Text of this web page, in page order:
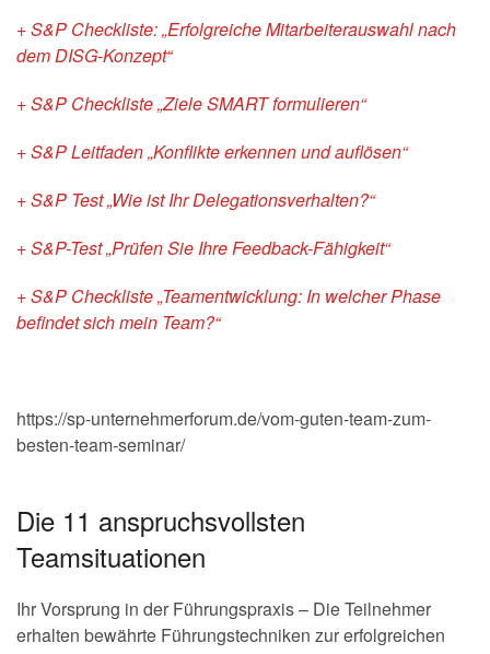
+ S&P Checkliste: „Erfolgreiche Mitarbeiterauswahl nach
dem DISG-Konzept“
+ S&P Checkliste „Ziele SMART formulieren“
+ S&P Leitfaden „Konflikte erkennen und auflösen“
+ S&P Test „Wie ist Ihr Delegationsverhalten?“
+ S&P-Test „Prüfen Sie Ihre Feedback-Fähigkeit“
+ S&P Checkliste „Teamentwicklung: In welcher Phase
befindet sich mein Team?“
https://sp-unternehmerforum.de/vom-guten-team-zum-
besten-team-seminar/
Die 11 anspruchsvollsten
Teamsituationen
Ihr Vorsprung in der Führungspraxis – Die Teilnehmer
erhalten bewährte Führungstechniken zur erfolgreichen